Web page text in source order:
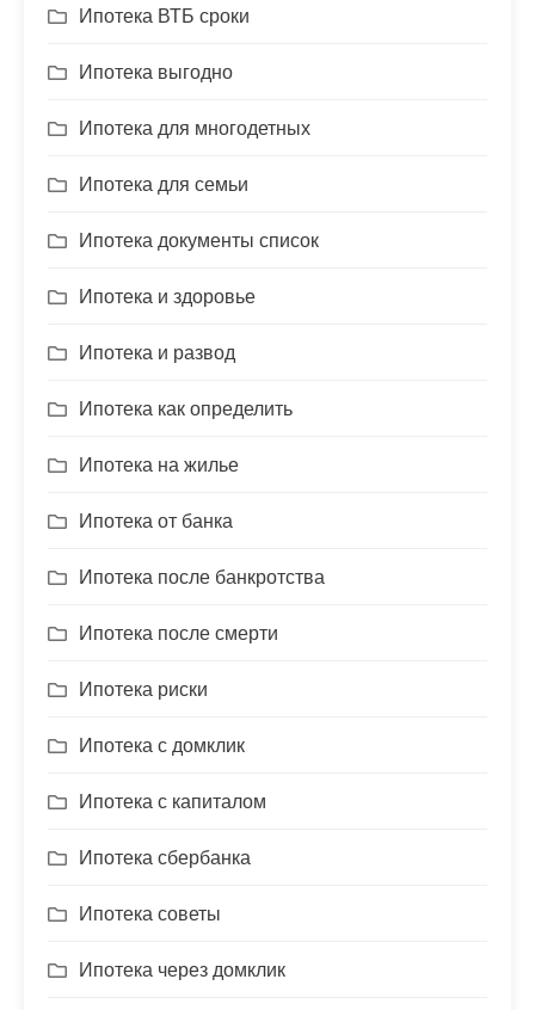
Ипотека ВТБ сроки
Ипотека выгодно
Ипотека для многодетных
Ипотека для семьи
Ипотека документы список
Ипотека и здоровье
Ипотека и развод
Ипотека как определить
Ипотека на жилье
Ипотека от банка
Ипотека после банкротства
Ипотека после смерти
Ипотека риски
Ипотека с домклик
Ипотека с капиталом
Ипотека сбербанка
Ипотека советы
Ипотека через домклик